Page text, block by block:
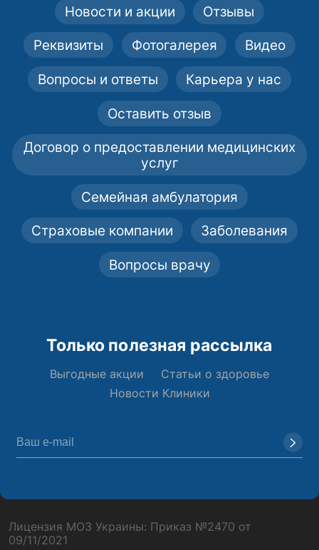
Новости и акции Отзывы
Реквизиты Фотогалерея Видео
Вопросы и ответы Карьера у нас
Оставить отзыв
Договор о предоставлении медицинских
услуг
Семейная амбулатория
Страховые компании Заболевания
Вопросы врачу
Только полезная рассылка
Выгодные акции
Статьи о здоровье
Новости Клиники
Лицензия МОЗ Украины: Приказ №2470 от
09/11/2021